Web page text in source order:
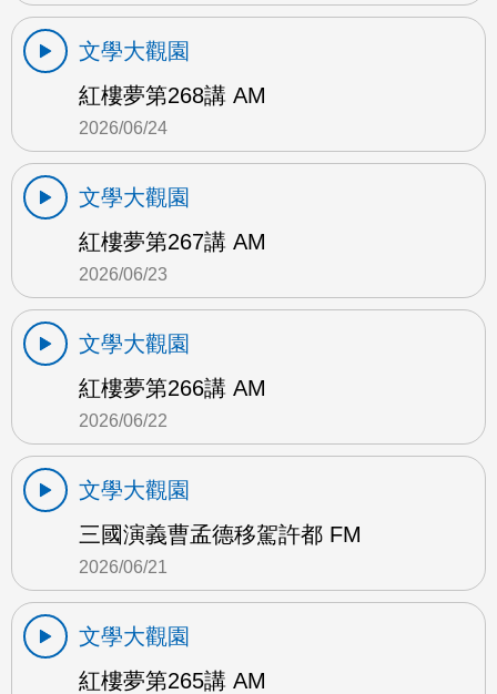
文學大觀園
紅樓夢第268講 AM
2026/06/24
文學大觀園
紅樓夢第267講 AM
2026/06/23
文學大觀園
紅樓夢第266講 AM
2026/06/22
文學大觀園
三國演義曹孟德移駕許都 FM
2026/06/21
文學大觀園
紅樓夢第265講 AM